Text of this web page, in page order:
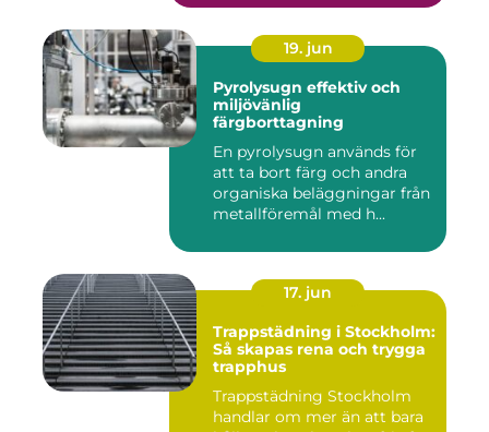
19. jun
Pyrolysugn effektiv och
miljövänlig
färgborttagning
En pyrolysugn används för
att ta bort färg och andra
organiska beläggningar från
metallföremål med h...
17. jun
Trappstädning i Stockholm:
Så skapas rena och trygga
trapphus
Trappstädning Stockholm
handlar om mer än att bara